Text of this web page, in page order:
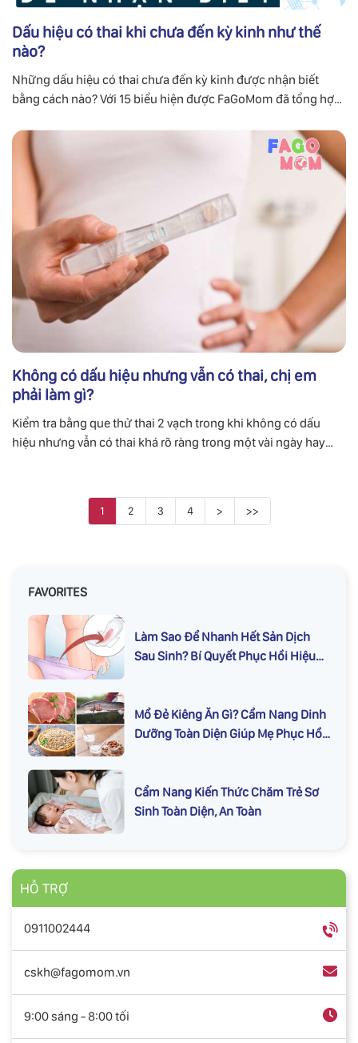
Dấu hiệu có thai khi chưa đến kỳ kinh như thế
nào?
Những dấu hiệu có thai chưa đến kỳ kinh được nhận biết
bằng cách nào? Với 15 biểu hiện được FaGoMom đã tổng hợp
Không có dấu hiệu nhưng vẫn có thai, chị em
phải làm gì?
Kiểm tra bằng que thử thai 2 vạch trong khi không có dấu
hiệu nhưng vẫn có thai khá rõ ràng trong một vài ngày hay
1 2 3 4 > >>
FAVORITES
Làm Sao Để Nhanh Hết Sản Dịch
Sau Sinh? Bí Quyết Phục Hồi Hiệu
Mổ Đẻ Kiêng Ăn Gì? Cẩm Nang Dinh
Dưỡng Toàn Diện Giúp Mẹ Phục Hồi
Cẩm Nang Kiến Thức Chăm Trẻ Sơ
Sinh Toàn Diện, An Toàn
HỖ TRỢ
0911002444
cskh@fagomom.vn
9:00 sáng - 8:00 tối